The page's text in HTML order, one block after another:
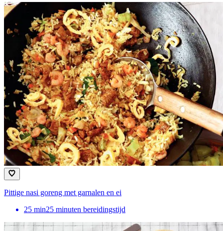
Pittige nasi goreng met garnalen en ei
25 min25 minuten bereidingstijd